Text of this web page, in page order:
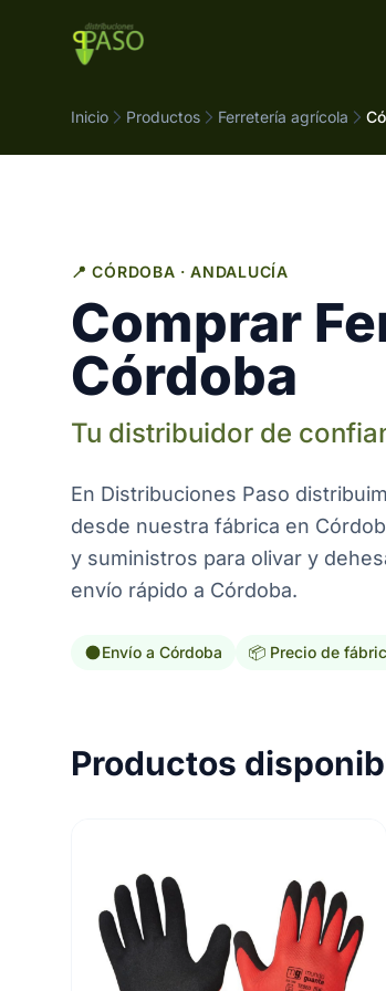
Inicio Productos Ferretería agrícola
📍 CÓRDOBA · ANDALUCÍA
Comprar
Córdoba
Tu distribuidor de
En Distribuciones Paso
desde nuestra fábrica en
y suministros para olivar y
envío rápido a Córdoba.
Envío a Córdoba 📦 Precio de
Productos